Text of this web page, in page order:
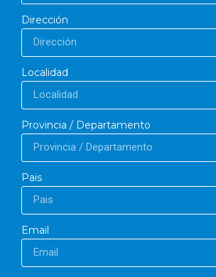
Dirección
Localidad
Provincia / Departamento
Pais
Email